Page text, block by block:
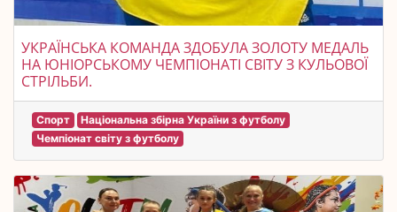
УКРАЇНСЬКА КОМАНДА ЗДОБУЛА ЗОЛОТУ МЕДАЛЬ
НА ЮНІОРСЬКОМУ ЧЕМПІОНАТІ СВІТУ З КУЛЬОВОЇ
СТРІЛЬБИ.
Спорт
Національна збірна України з футболу
Чемпіонат світу з футболу